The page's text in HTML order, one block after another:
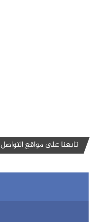
تابعنا على مواقع التواصل